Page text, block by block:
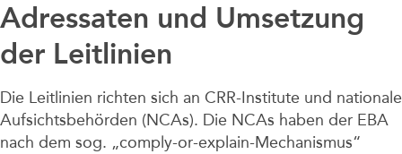
Adressaten und Umsetzung
der Leitlinien
Die Leitlinien richten sich an CRR-Institute und nationale
Aufsichtsbehörden (NCAs). Die NCAs haben der EBA
nach dem sog. „comply-or-explain-Mechanismus“